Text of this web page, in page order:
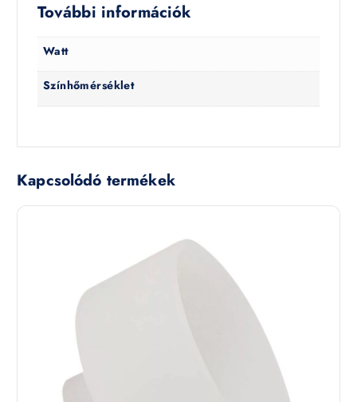
További információk
Watt
Színhőmérséklet
Kapcsolódó termékek